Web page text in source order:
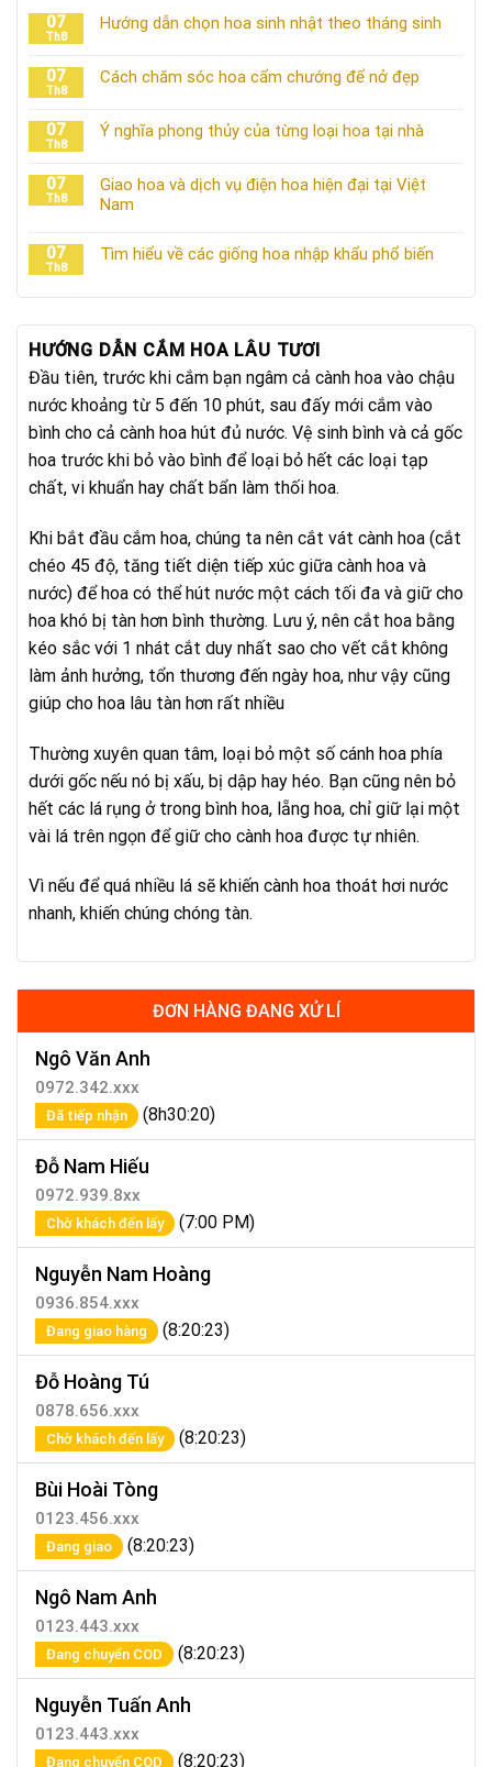
07
Th8
Hướng dẫn chọn hoa sinh nhật theo tháng sinh
07
Th8
Cách chăm sóc hoa cẩm chướng để nở đẹp
07
Th8
Ý nghĩa phong thủy của từng loại hoa tại nhà
07
Th8
Giao hoa và dịch vụ điện hoa hiện đại tại Việt
Nam
07
Th8
Tìm hiểu về các giống hoa nhập khẩu phổ biến
HƯỚNG DẪN CẮM HOA LÂU TƯƠI
Đầu tiên, trước khi cắm bạn ngâm cả cành hoa vào chậu
nước khoảng từ 5 đến 10 phút, sau đấy mới cắm vào
bình cho cả cành hoa hút đủ nước. Vệ sinh bình và cả gốc
hoa trước khi bỏ vào bình để loại bỏ hết các loại tạp
chất, vi khuẩn hay chất bẩn làm thối hoa.
Khi bắt đầu cắm hoa, chúng ta nên cắt vát cành hoa (cắt
chéo 45 độ, tăng tiết diện tiếp xúc giữa cành hoa và
nước) để hoa có thể hút nước một cách tối đa và giữ cho
hoa khó bị tàn hơn bình thường. Lưu ý, nên cắt hoa bằng
kéo sắc với 1 nhát cắt duy nhất sao cho vết cắt không
làm ảnh hưởng, tổn thương đến ngày hoa, như vậy cũng
giúp cho hoa lâu tàn hơn rất nhiều
Thường xuyên quan tâm, loại bỏ một số cánh hoa phía
dưới gốc nếu nó bị xấu, bị dập hay héo. Bạn cũng nên bỏ
hết các lá rụng ở trong bình hoa, lẵng hoa, chỉ giữ lại một
vài lá trên ngọn để giữ cho cành hoa được tự nhiên.
Vì nếu để quá nhiều lá sẽ khiến cành hoa thoát hơi nước
nhanh, khiến chúng chóng tàn.
ĐƠN HÀNG ĐANG XỬ LÍ
Ngô Văn Anh
0972.342.xxx
Đã tiếp nhận (8h30:20)
Đỗ Nam Hiếu
0972.939.8xx
Chờ khách đến lấy (7:00 PM)
Nguyễn Nam Hoàng
0936.854.xxx
Đang giao hàng (8:20:23)
Đỗ Hoàng Tú
0878.656.xxx
Chờ khách đến lấy (8:20:23)
Bùi Hoài Tòng
0123.456.xxx
Đang giao (8:20:23)
Ngô Nam Anh
0123.443.xxx
Đang chuyển COD (8:20:23)
Nguyễn Tuấn Anh
0123.443.xxx
Đang chuyển COD (8:20:23)